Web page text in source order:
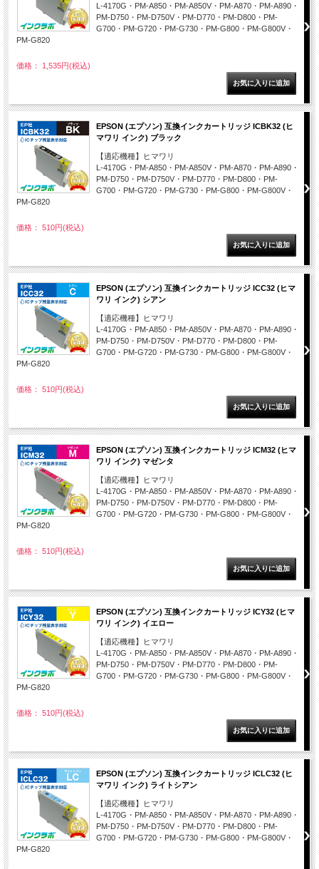
L-4170G・PM-A850・PM-A850V・PM-A870・PM-A890・
PM-D750・PM-D750V・PM-D770・PM-D800・PM-
G700・PM-G720・PM-G730・PM-G800・PM-G800V・
PM-G820
価格： 1,535円(税込)
EPSON (エプソン) 互換インクカートリッジ ICBK32 (ヒ
マワリ インク) ブラック
【適応機種】ヒマワリ
L-4170G・PM-A850・PM-A850V・PM-A870・PM-A890・
PM-D750・PM-D750V・PM-D770・PM-D800・PM-
G700・PM-G720・PM-G730・PM-G800・PM-G800V・
PM-G820
価格： 510円(税込)
EPSON (エプソン) 互換インクカートリッジ ICC32 (ヒマ
ワリ インク) シアン
【適応機種】ヒマワリ
L-4170G・PM-A850・PM-A850V・PM-A870・PM-A890・
PM-D750・PM-D750V・PM-D770・PM-D800・PM-
G700・PM-G720・PM-G730・PM-G800・PM-G800V・
PM-G820
価格： 510円(税込)
EPSON (エプソン) 互換インクカートリッジ ICM32 (ヒマ
ワリ インク) マゼンタ
【適応機種】ヒマワリ
L-4170G・PM-A850・PM-A850V・PM-A870・PM-A890・
PM-D750・PM-D750V・PM-D770・PM-D800・PM-
G700・PM-G720・PM-G730・PM-G800・PM-G800V・
PM-G820
価格： 510円(税込)
EPSON (エプソン) 互換インクカートリッジ ICY32 (ヒマ
ワリ インク) イエロー
【適応機種】ヒマワリ
L-4170G・PM-A850・PM-A850V・PM-A870・PM-A890・
PM-D750・PM-D750V・PM-D770・PM-D800・PM-
G700・PM-G720・PM-G730・PM-G800・PM-G800V・
PM-G820
価格： 510円(税込)
EPSON (エプソン) 互換インクカートリッジ ICLC32 (ヒ
マワリ インク) ライトシアン
【適応機種】ヒマワリ
L-4170G・PM-A850・PM-A850V・PM-A870・PM-A890・
PM-D750・PM-D750V・PM-D770・PM-D800・PM-
G700・PM-G720・PM-G730・PM-G800・PM-G800V・
PM-G820